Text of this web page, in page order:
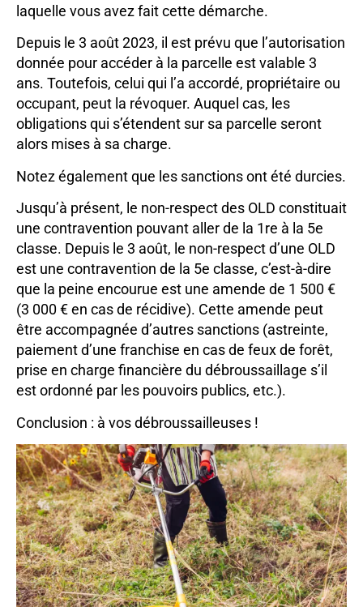
laquelle vous avez fait cette démarche.
Depuis le 3 août 2023, il est prévu que l’autorisation
donnée pour accéder à la parcelle est valable 3
ans. Toutefois, celui qui l’a accordé, propriétaire ou
occupant, peut la révoquer. Auquel cas, les
obligations qui s’étendent sur sa parcelle seront
alors mises à sa charge.
Notez également que les sanctions ont été durcies.
Jusqu’à présent, le non-respect des OLD constituait
une contravention pouvant aller de la 1re à la 5e
classe. Depuis le 3 août, le non-respect d’une OLD
est une contravention de la 5e classe, c’est-à-dire
que la peine encourue est une amende de 1 500 €
(3 000 € en cas de récidive). Cette amende peut
être accompagnée d’autres sanctions (astreinte,
paiement d’une franchise en cas de feux de forêt,
prise en charge financière du débroussaillage s’il
est ordonné par les pouvoirs publics, etc.).
Conclusion : à vos débroussailleuses !